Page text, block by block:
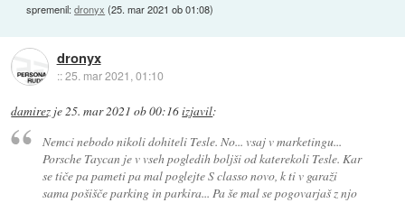
spremenil:dronyx (25. mar 2021 ob 01:08)
dronyx
::25. mar 2021, 01:10
damirez je25. mar 2021 ob 00:16izjavil:
Nemci nebodo nikoli dohiteli Tesle. No... vsaj v marketingu...
Porsche Taycan je v vseh pogledih boljši od katerekoli Tesle. Kar
se tiče pa pameti pa mal poglejte S classo novo, k ti v garaži
sama pošišče parking in parkira... Pa še mal se pogovarjaš z njo